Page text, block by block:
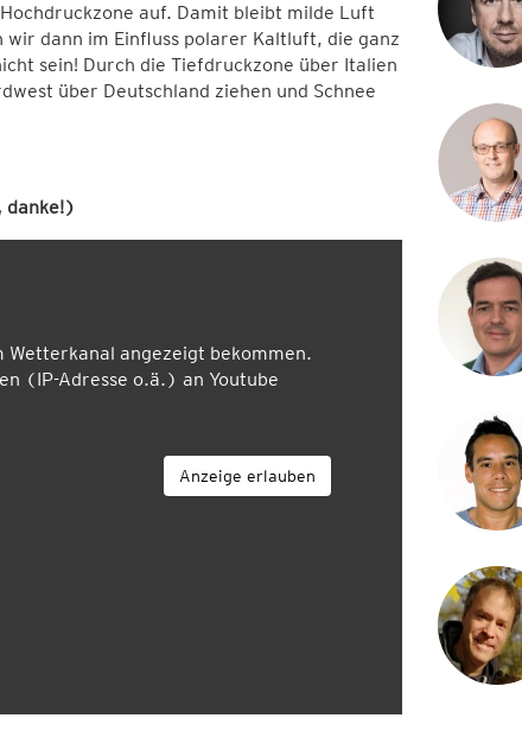
auf. Damit bleibt milde Luft
dann im Einfluss polarer Kaltluft, die ganz
sein! Durch die Tiefdruckzone über Italien
über Deutschland ziehen und Schnee
danke!)
Wetterkanal angezeigt bekommen.
(IP-Adresse o.ä.) an Youtube
Anzeige erlauben